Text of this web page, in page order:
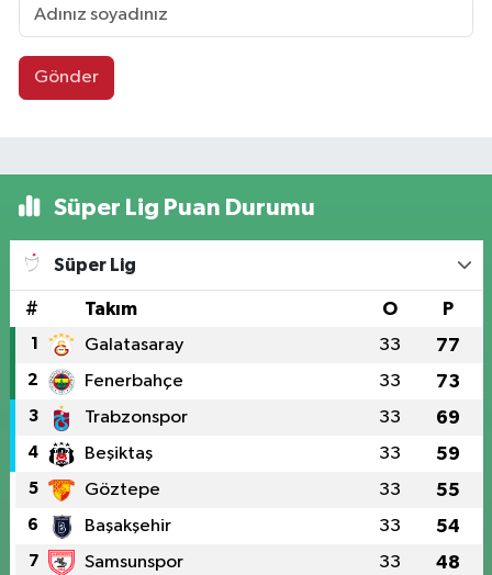
Gönder
Süper Lig Puan Durumu
Süper Lig
# Takım O P
1 Galatasaray 33 77
2 Fenerbahçe 33 73
3 Trabzonspor 33 69
4 Beşiktaş 33 59
5 Göztepe 33 55
6 Başakşehir 33 54
7 Samsunspor 33 48